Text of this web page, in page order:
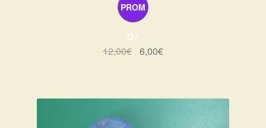
PROM
O !
12,00€ Le
6,00€Le